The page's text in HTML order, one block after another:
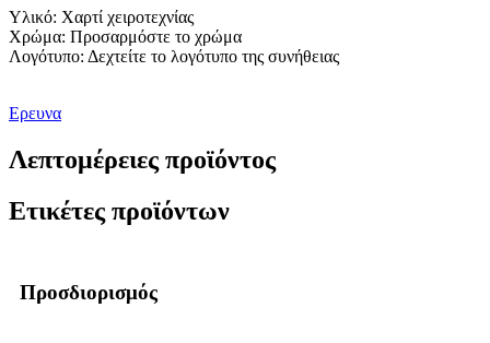
Υλικό: Χαρτί χειροτεχνίας
Χρώμα: Προσαρμόστε το χρώμα
Λογότυπο: Δεχτείτε το λογότυπο της συνήθειας
Ερευνα
Λεπτομέρειες προϊόντος
Ετικέτες προϊόντων
Προσδιορισμός